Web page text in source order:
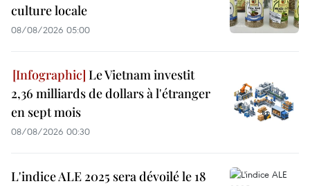
culture locale
08/08/2026 05:00
Le Vietnam investit
2,36 milliards de dollars à l'étranger
en sept mois
08/08/2026 00:30
L'indice ALE 2025 sera dévoilé le 18